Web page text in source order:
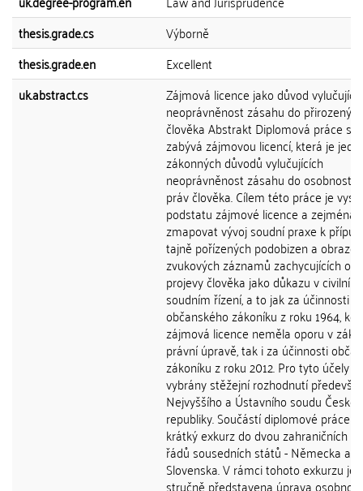
thesis.grade.cs
Výborně
thesis.grade.en
Excellent
uk.abstract.cs
Zájmová licence jako důvod vylučující
neoprávněnost zásahu do
člověka Abstrakt Diplomová práce se
zabývá zájmovou licencí, která je
zákonných důvodů vylučujících
neoprávněnost zásahu do
práv člověka. Cílem této práce je
podstatu zájmové licence a zejména
zmapovat vývoj soudní praxe k
tajně pořízených podobizen a
zvukových záznamů zachycujících
projevy člověka jako důkazu v civilním
soudním řízení, a to jak za účinnosti
občanského zákoníku z roku 1964, kdy
zájmová licence neměla oporu v
právní úpravě, tak i za účinnosti
zákoníku z roku 2012. Pro tyto účely
vybrány stěžejní rozhodnutí
Nejvyššího a Ústavního soudu České
republiky. Součástí diplomové práce
krátký exkurz do dvou zahraničních
řádů sousedních států - Německa a
Slovenska. V rámci tohoto exkurzu je
stručně představena úprava